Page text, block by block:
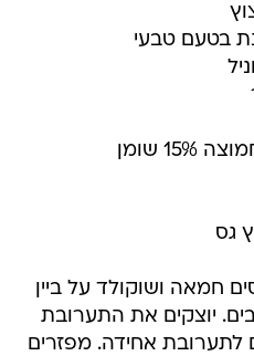
חמאה ושוקולד על ביין
יוצקים את התערובת
לתערובת אחידה. מפזרים